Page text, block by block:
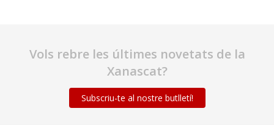
Vols rebre les últimes novetats de la
Xanascat?
Subscriu-te al nostre butlletí!